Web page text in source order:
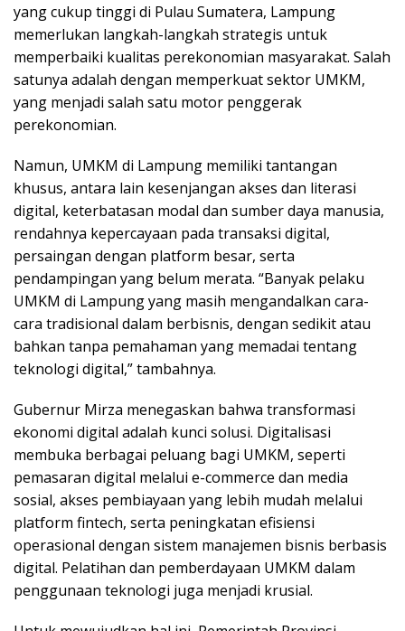
yang cukup tinggi di Pulau Sumatera, Lampung
memerlukan langkah-langkah strategis untuk
memperbaiki kualitas perekonomian masyarakat. Salah
satunya adalah dengan memperkuat sektor UMKM,
yang menjadi salah satu motor penggerak
perekonomian.
Namun, UMKM di Lampung memiliki tantangan
khusus, antara lain kesenjangan akses dan literasi
digital, keterbatasan modal dan sumber daya manusia,
rendahnya kepercayaan pada transaksi digital,
persaingan dengan platform besar, serta
pendampingan yang belum merata. “Banyak pelaku
UMKM di Lampung yang masih mengandalkan cara-
cara tradisional dalam berbisnis, dengan sedikit atau
bahkan tanpa pemahaman yang memadai tentang
teknologi digital,” tambahnya.
Gubernur Mirza menegaskan bahwa transformasi
ekonomi digital adalah kunci solusi. Digitalisasi
membuka berbagai peluang bagi UMKM, seperti
pemasaran digital melalui e-commerce dan media
sosial, akses pembiayaan yang lebih mudah melalui
platform fintech, serta peningkatan efisiensi
operasional dengan sistem manajemen bisnis berbasis
digital. Pelatihan dan pemberdayaan UMKM dalam
penggunaan teknologi juga menjadi krusial.